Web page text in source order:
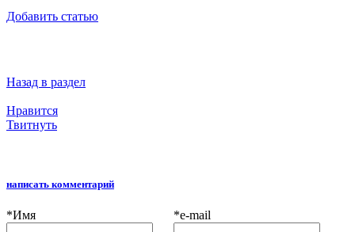
Добавить статью
Назад в раздел
Нравится
Твитнуть
написать комментарий
*Имя *e-mail